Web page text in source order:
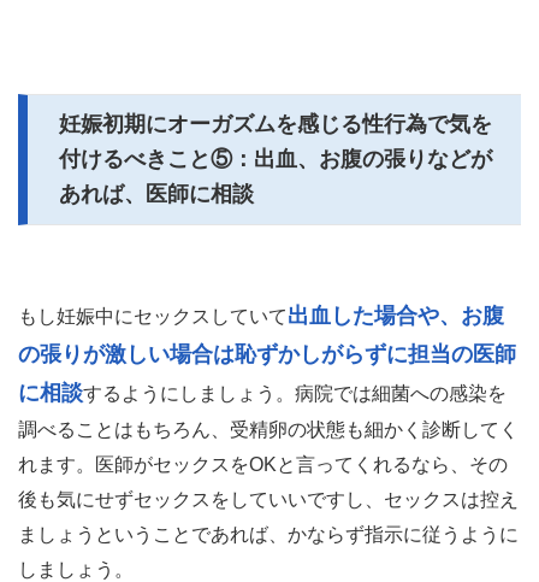
妊娠初期にオーガズムを感じる性行為で気を
付けるべきこと⑤：出血、お腹の張りなどが
あれば、医師に相談
もし妊娠中にセックスしていて出血した場合や、お腹
の張りが激しい場合は恥ずかしがらずに担当の医師
に相談するようにしましょう。病院では細菌への感染を
調べることはもちろん、受精卵の状態も細かく診断してく
れます。医師がセックスをOKと言ってくれるなら、その
後も気にせずセックスをしていいですし、セックスは控え
ましょうということであれば、かならず指示に従うように
しましょう。